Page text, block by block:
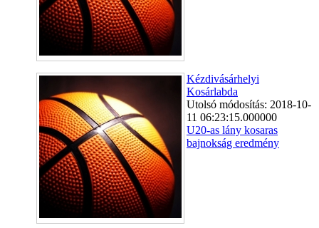
Kézdivásárhelyi
Kosárlabda
Utolsó módosítás: 2018-10-
11 06:23:15.000000
U20-as lány kosaras
bajnokság eredmény